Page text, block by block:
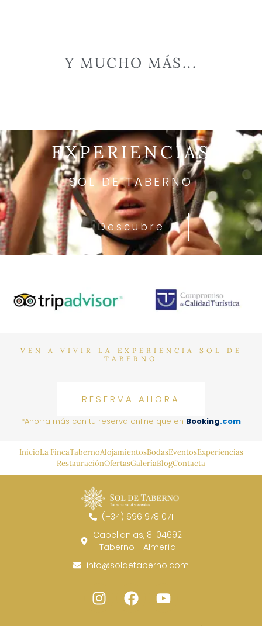
Y MUCHO MÁS...
EXPERIENCIAS
SOL DE TABERNO
Descubre
VEN A VIVIR LA EXPERIENCIA SOL DE
TABERNO
RESERVA AHORA
*Ahorra más con tu reserva online que en Booking.com
InicioLa FincaTabernoAlojamientosBodasEventosExperiencias
RestauraciónOfertasGaleríaBlogContacta
(+34) 696 978 071
Capellanias, 8. 04692
Taberno - Almería
info@soldetaberno.com